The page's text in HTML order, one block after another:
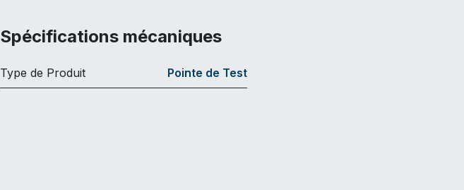
Spécifications mécaniques
Type de Produit Pointe de Test